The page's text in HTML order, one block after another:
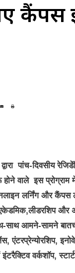
कैंपस
पांच-दिवसीय
इस प्रोग्राम में
लर्निंग और कैंपस
और
साथ आमने-सामने
एंटरप्रेन्योरशिप,
वर्कशॉप,